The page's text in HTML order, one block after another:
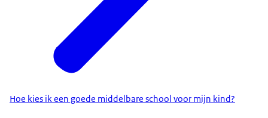
Hoe kies ik een goede middelbare school voor mijn kind?